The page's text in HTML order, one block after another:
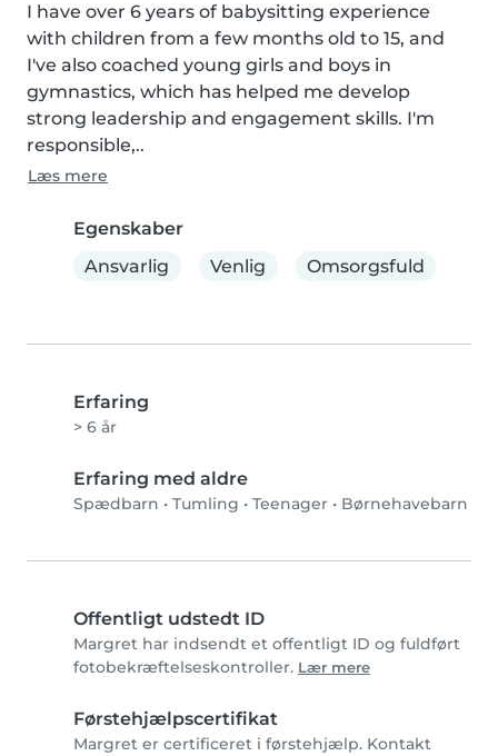
I have over 6 years of babysitting experience
with children from a few months old to 15, and
I've also coached young girls and boys in
gymnastics, which has helped me develop
strong leadership and engagement skills. I'm
responsible,..
Læs mere
Egenskaber
Ansvarlig
Venlig Omsorgsfuld
Erfaring
> 6 år
Erfaring med aldre
Spædbarn • Tumling • Teenager • Børnehavebarn
Offentligt udstedt ID
Margret har indsendt et offentligt ID og fuldført
fotobekræftelseskontroller. Lær mere
Førstehjælpscertifikat
Margret er certificeret i førstehjælp. Kontakt